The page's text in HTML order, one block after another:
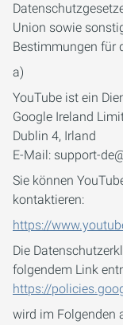
Union sowie
Bestimmungen für
a)
YouTube ist ein
Google Ireland
Dublin 4, Irland
E-Mail: support-
Sie können
kontaktieren:
https://
Die
folgendem Link
https://
wird im Folgenden